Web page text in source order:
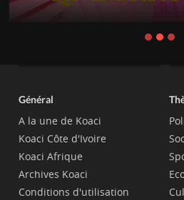
Général
A la une de Koaci
Koaci Côte d'Ivoire
Koaci Afrique
Archives Koaci
Conditions d'utilisation